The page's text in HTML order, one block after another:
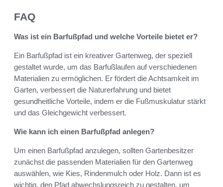
FAQ
Was ist ein Barfußpfad und welche Vorteile bietet er?
Ein Barfußpfad ist ein kreativer Gartenweg, der speziell
gestaltet wurde, um das Barfußlaufen auf verschiedenen
Materialien zu ermöglichen. Er fördert die Achtsamkeit im
Garten, verbessert die Naturerfahrung und bietet
gesundheitliche Vorteile, indem er die Fußmuskulatur stärkt
und das Gleichgewicht verbessert.
Wie kann ich einen Barfußpfad anlegen?
Um einen Barfußpfad anzulegen, sollten Gartenbesitzer
zunächst die passenden Materialien für den Gartenweg
auswählen, wie Kies, Rindenmulch oder Holz. Dann ist es
wichtig, den Pfad abwechslungsreich zu gestalten, um